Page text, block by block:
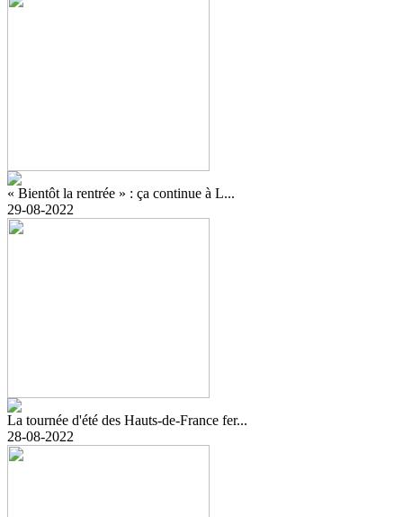
« Bientôt la rentrée » : ça continue à L...
29-08-2022
La tournée d'été des Hauts-de-France fer...
28-08-2022